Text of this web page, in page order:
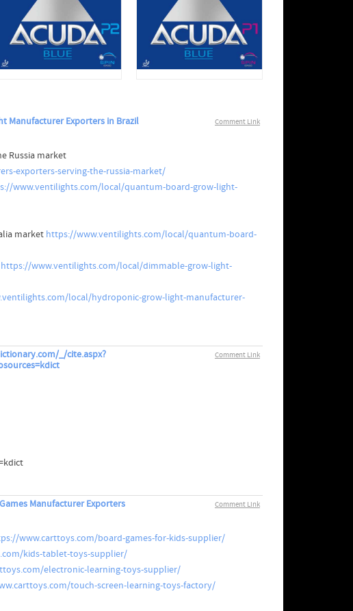
Comment Link
Manufacturer Exporters in Brazil
Russia market
exporters-serving-the-russia-market/
www.ventilights.com/local/quantum-board-grow-light-
market https://www.ventilights.com/local/quantum-board-
https://www.ventilights.com/local/dimmable-grow-light-
local/hydroponic-grow-light-manufacturer-
Comment Link
_/cite.aspx?
Comment Link
Manufacturer Exporters
www.carttoys.com/board-games-for-kids-supplier/
kids-tablet-toys-supplier/
electronic-learning-toys-supplier/
touch-screen-learning-toys-factory/